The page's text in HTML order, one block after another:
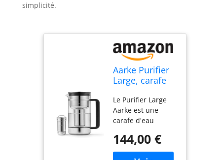
simplicité.
Aarke Purifier
Large, carafe
verre et acier
inoxydable, 1,7
L / 7 tasses,
avec un sac de
recharge de
filtre Pure
Le Purifier Large
Aarke est une
carafe d'eau
en verre et en
acier inoxydable. Il
144,00 €